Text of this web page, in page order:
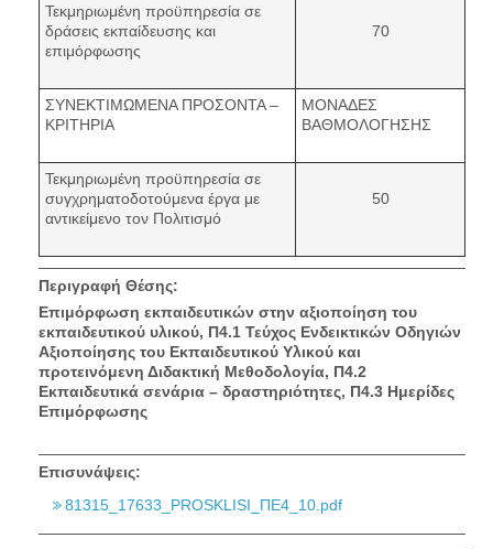
Τεκμηριωμένη προϋπηρεσία σε
δράσεις εκπαίδευσης και
επιμόρφωσης
70
ΣΥΝΕΚΤΙΜΩΜΕΝΑ ΠΡΟΣΟΝΤΑ –
ΚΡΙΤΗΡΙΑ
ΜΟΝΑΔΕΣ
ΒΑΘΜΟΛΟΓΗΣΗΣ
Τεκμηριωμένη προϋπηρεσία σε
συγχρηματοδοτούμενα έργα με
αντικείμενο τον Πολιτισμό
50
Περιγραφή Θέσης:
Επιμόρφωση εκπαιδευτικών στην αξιοποίηση του
εκπαιδευτικού υλικού, Π4.1 Τεύχος Ενδεικτικών Οδηγιών
Αξιοποίησης του Εκπαιδευτικού Υλικού και
προτεινόμενη Διδακτική Μεθοδολογία, Π4.2
Εκπαιδευτικά σενάρια – δραστηριότητες, Π4.3 Ημερίδες
Επιμόρφωσης
Επισυνάψεις:
81315_17633_PROSKLISI_ΠΕ4_10.pdf